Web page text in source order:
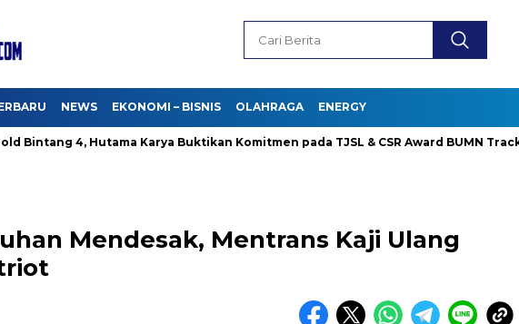
NEWS EKONOMI – BISNIS OLAHRAGA ENERGY
4, Hutama Karya Buktikan Komitmen pada TJSL & CSR Award BUMN Track 2026
Mendesak, Mentrans Kaji Ulang